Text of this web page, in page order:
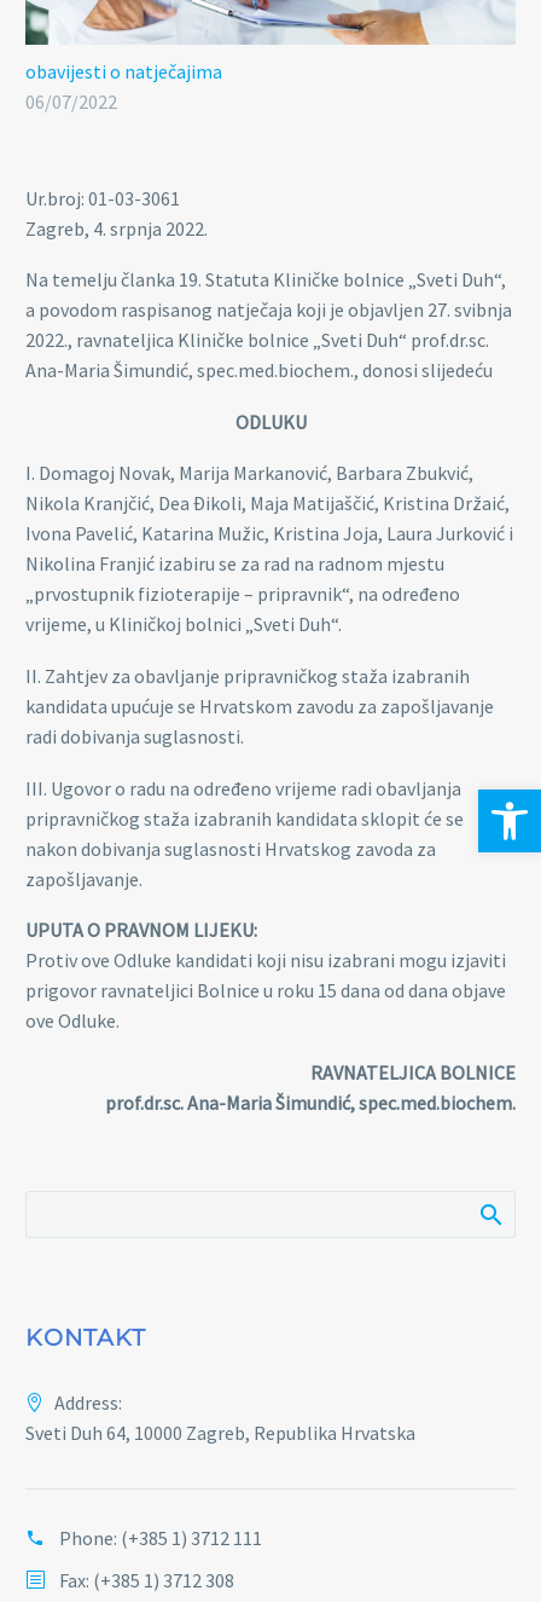
obavijesti o natječajima
06/07/2022
Ur.broj: 01-03-3061
Zagreb, 4. srpnja 2022.
Na temelju članka 19. Statuta Kliničke bolnice „Sveti Duh“,
a povodom raspisanog natječaja koji je objavljen 27. svibnja
2022., ravnateljica Kliničke bolnice „Sveti Duh“ prof.dr.sc.
Ana-Maria Šimundić, spec.med.biochem., donosi slijedeću
ODLUKU
I. Domagoj Novak, Marija Markanović, Barbara Zbukvić,
Nikola Kranjčić, Dea Đikoli, Maja Matijaščić, Kristina Držaić,
Ivona Pavelić, Katarina Mužic, Kristina Joja, Laura Jurković i
Nikolina Franjić izabiru se za rad na radnom mjestu
„prvostupnik fizioterapije – pripravnik“, na određeno
vrijeme, u Kliničkoj bolnici „Sveti Duh“.
II. Zahtjev za obavljanje pripravničkog staža izabranih
kandidata upućuje se Hrvatskom zavodu za zapošljavanje
radi dobivanja suglasnosti.
III. Ugovor o radu na određeno vrijeme radi obavljanja
pripravničkog staža izabranih kandidata sklopit će se
nakon dobivanja suglasnosti Hrvatskog zavoda za
zapošljavanje.
UPUTA O PRAVNOM LIJEKU:
Protiv ove Odluke kandidati koji nisu izabrani mogu izjaviti
prigovor ravnateljici Bolnice u roku 15 dana od dana objave
ove Odluke.
RAVNATELJICA BOLNICE
prof.dr.sc. Ana-Maria Šimundić, spec.med.biochem.
KONTAKT
Address:
Sveti Duh 64, 10000 Zagreb, Republika Hrvatska
Phone: (+385 1) 3712 111
Fax: (+385 1) 3712 308